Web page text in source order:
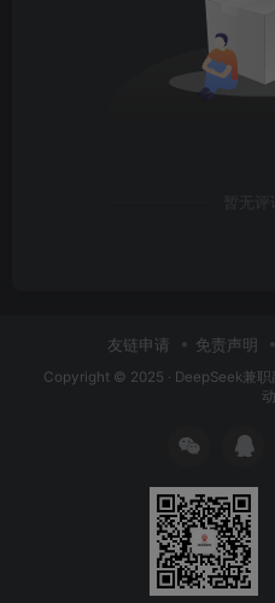
暂无评
友链申请 免责声明
Copyright © 2025 · DeepSeek兼
动.